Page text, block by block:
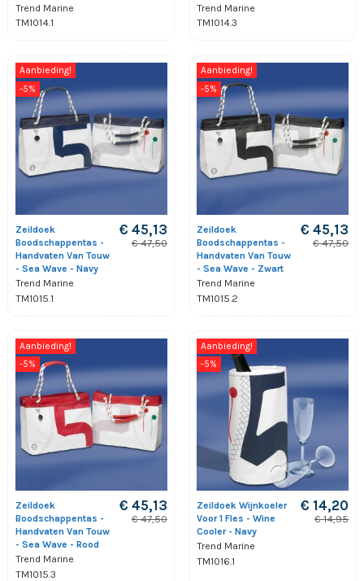
Trend Marine
TM1014.1
Trend Marine
TM1014.3
Aanbieding!
-5%
Zeildoek
Boodschappentas -
Handvaten Van Touw
- Sea Wave - Navy
Trend Marine
TM1015.1
€ 45,13
€ 47,50
Aanbieding!
-5%
Zeildoek
Boodschappentas -
Handvaten Van Touw
- Sea Wave - Zwart
Trend Marine
TM1015.2
€ 45,13
€ 47,50
Aanbieding!
-5%
Zeildoek
Boodschappentas -
Handvaten Van Touw
- Sea Wave - Rood
Trend Marine
TM1015.3
€ 45,13
€ 47,50
Aanbieding!
-5%
Zeildoek Wijnkoeler
Voor 1 Fles - Wine
Cooler - Navy
Trend Marine
TM1016.1
€ 14,20
€ 14,95